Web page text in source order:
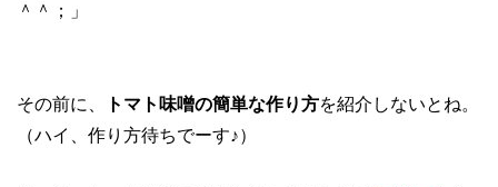
＾＾；」
その前に、 トマト味噌の簡単な作り方を紹介しないとね。
（ハイ、作り方待ちでーす♪）